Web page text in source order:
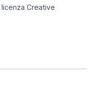
Creative